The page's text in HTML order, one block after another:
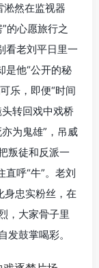
淞然在监视器
的心愿旅行之
看老刘平日里一
是他“公开的秘
乐，即便“时间
转回戏中戏桥
为鬼雄”，吊威
叛徒和反派一
直呼“牛”。老刘
身忠实粉丝，在
，大家骨子里
鼓掌喝彩。